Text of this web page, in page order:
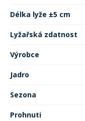
Délka lyže ±5 cm
Lyžařská zdatnost
Výrobce
Jadro
Sezona
Prohnuti